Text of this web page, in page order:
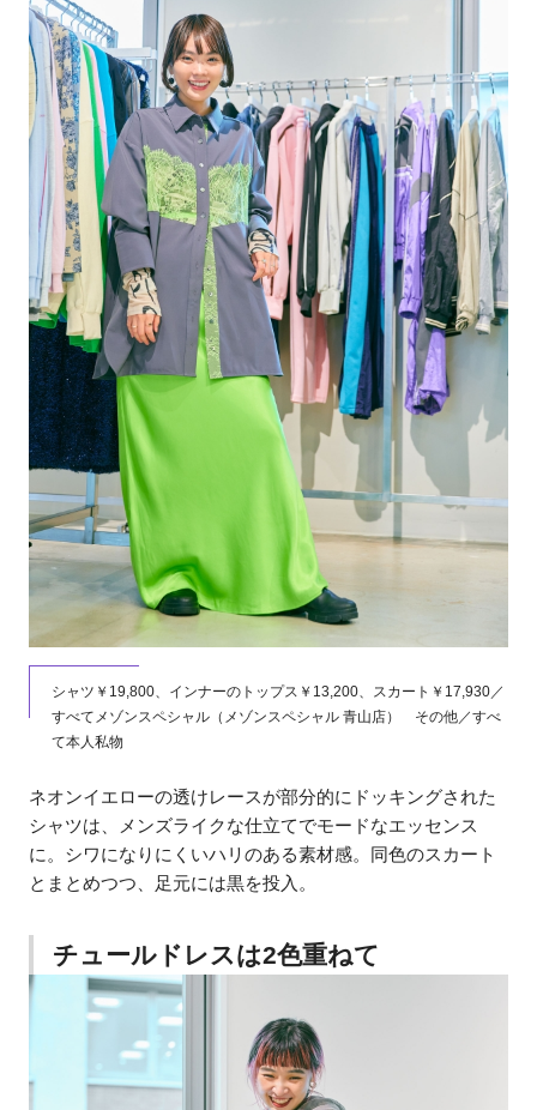
シャツ￥19,800、インナーのトップス￥13,200、スカート￥17,930／
すべてメゾンスペシャル（メゾンスペシャル 青山店） その他／すべ
て本人私物
ネオンイエローの透けレースが部分的にドッキングされた
シャツは、メンズライクな仕立てでモードなエッセンス
に。シワになりにくいハリのある素材感。同色のスカート
とまとめつつ、足元には黒を投入。
チュールドレスは2色重ねて